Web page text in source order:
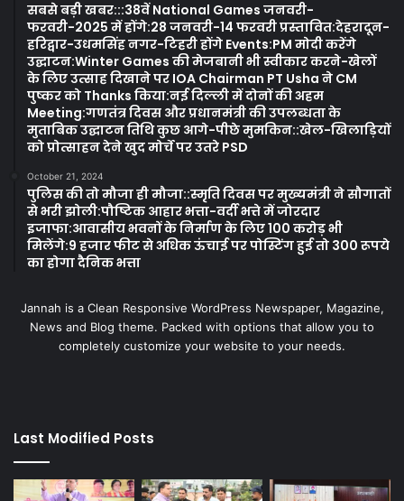
सबसे बड़ी खबर:::38वें National Games जनवरी-
फरवरी-2025 में होंगे:28 जनवरी-14 फरवरी प्रस्तावित:देहरादून-
हरिद्वार-उधमसिंह नगर-टिहरी होंगे Events:PM मोदी करेंगे
उद्घाटन:Winter Games की मेजबानी भी स्वीकार करने-खेलों
के लिए उत्साह दिखाने पर IOA Chairman PT Usha ने CM
पुष्कर को Thanks किया:नई दिल्ली में दोनों की अहम
Meeting:गणतंत्र दिवस और प्रधानमंत्री की उपलब्धता के
मुताबिक उद्घाटन तिथि कुछ आगे-पीछे मुमकिन::खेल-खिलाड़ियों
को प्रोत्साहन देने खुद मोर्चे पर उतरे PSD
October 21, 2024
पुलिस की तो मौजा ही मौजा::स्मृति दिवस पर मुख्यमंत्री ने सौगातों
से भरी झोली:पौष्टिक आहार भत्ता-वर्दी भत्ते में जोरदार
इजाफा:आवासीय भवनों के निर्माण के लिए 100 करोड़ भी
मिलेंगे:9 हजार फीट से अधिक ऊंचाई पर पोस्टिंग हुई तो 300 रूपये
का होगा दैनिक भत्ता
Jannah is a Clean Responsive WordPress Newspaper, Magazine,
News and Blog theme. Packed with options that allow you to
completely customize your website to your needs.
Last Modified Posts